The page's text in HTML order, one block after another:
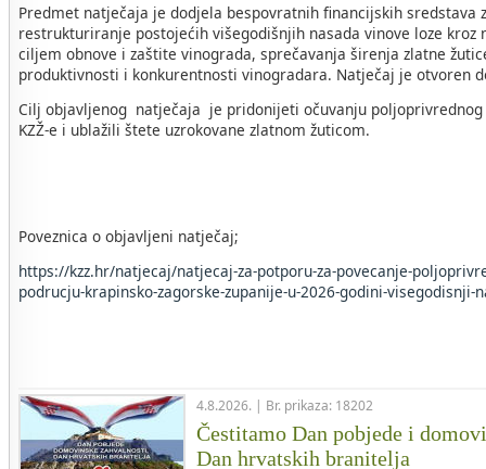
Predmet natječaja je dodjela bespovratnih financijskih sredstava
restrukturiranje postojećih višegodišnjih nasada vinove loze kroz
ciljem obnove i zaštite vinograda, sprečavanja širenja zlatne
produktivnosti i konkurentnosti vinogradara. Natječaj je otvoren
Cilj objavljenog natječaja je pridonijeti očuvanju
KZŽ-e i ublažili štete uzrokovane zlatnom žuticom.
Poveznica o objavljeni natječaj;
https://kzz.hr/natjecaj/natjecaj-za-potporu-za-povecanje-
podrucju-krapinsko-zagorske-zupanije-u-2026-godini-visegodisnji-
4.8.2026. | Br. prikaza: 18202
Čestitamo Dan pobjede i
Dan hrvatskih branitelja